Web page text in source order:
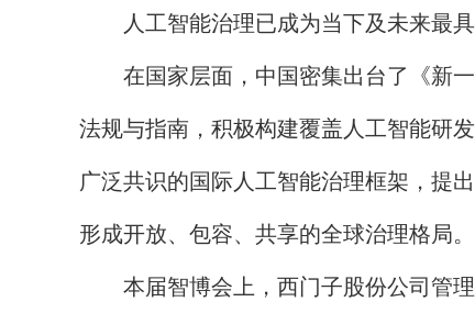
人工智能治理已成为当下及未来最具
在国家层面，中国密集出台了《新一
法规与指南，积极构建覆盖人工智能研
广泛共识的国际人工智能治理框架，提
形成开放、包容、共享的全球治理格局。
本届智博会上，西门子股份公司管理